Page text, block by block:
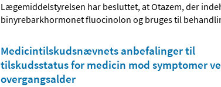
Lægemiddelstyrelsen har besluttet, at Otazem, der
binyrebarkhormonet fluocinolon og bruges til
Medicintilskudsnævnets anbefalinger til
tilskudsstatus for medicin mod symptomer
overgangsalder